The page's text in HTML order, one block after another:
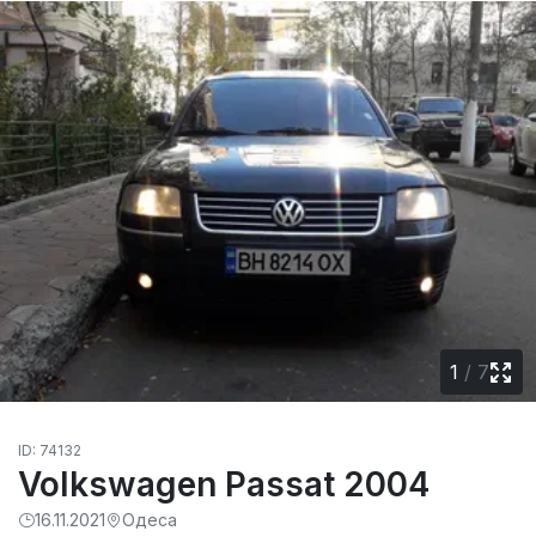
1 / 7
ID: 74132
Volkswagen Passat 2004
16.11.2021 Одеса